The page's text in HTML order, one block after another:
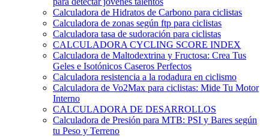
Calculadora de Hidratos de Carbono para ciclistas
Calculadora de zonas según ftp para ciclistas
Calculadora tasa de sudoración para ciclistas
CALCULADORA CYCLING SCORE INDEX
Calculadora de Maltodextrina y Fructosa: Crea Tus
Geles e Isotónicos Caseros Perfectos
Calculadora resistencia a la rodadura en ciclismo
Calculadora de Vo2Max para ciclistas: Mide Tu Motor
Interno
CALCULADORA DE DESARROLLOS
Calculadora de Presión para MTB: PSI y Bares según
tu Peso y Terreno